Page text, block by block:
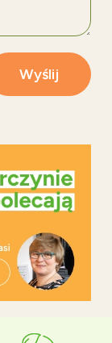
Wyślij